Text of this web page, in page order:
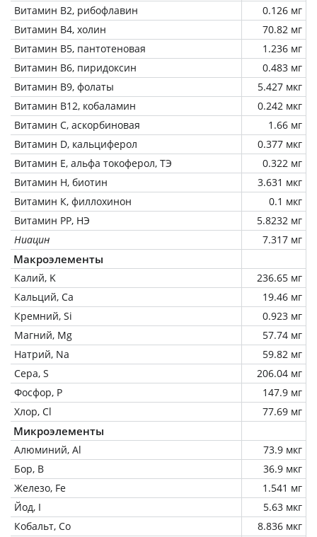
Витамин В2, рибофлавин
0.126 мг
Витамин В4, холин
70.82 мг
Витамин В5, пантотеновая
1.236 мг
Витамин В6, пиридоксин
0.483 мг
Витамин В9, фолаты
5.427 мкг
Витамин В12, кобаламин
0.242 мкг
Витамин C, аскорбиновая
1.66 мг
Витамин D, кальциферол
0.377 мкг
Витамин Е, альфа токоферол, ТЭ
0.322 мг
Витамин Н, биотин
3.631 мкг
Витамин К, филлохинон
0.1 мкг
Витамин РР, НЭ
5.8232 мг
Ниацин
7.317 мг
Макроэлементы
Калий, K
236.65 мг
Кальций, Ca
19.46 мг
Кремний, Si
0.923 мг
Магний, Mg
57.74 мг
Натрий, Na
59.82 мг
Сера, S
206.04 мг
Фосфор, P
147.9 мг
Хлор, Cl
77.69 мг
Микроэлементы
Алюминий, Al
73.9 мкг
Бор, B
36.9 мкг
Железо, Fe
1.541 мг
Йод, I
5.63 мкг
Кобальт, Co
8.836 мкг